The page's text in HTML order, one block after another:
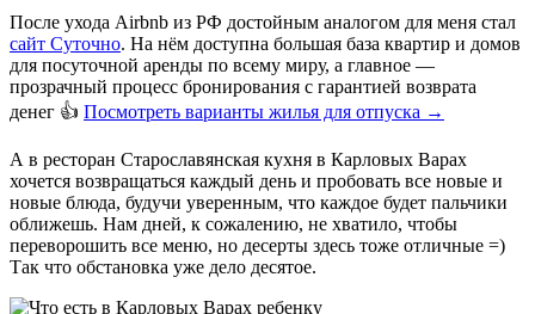
После ухода Airbnb из РФ достойным аналогом для меня стал
сайт Суточно. На нём доступна большая база квартир и домов
для посуточной аренды по всему миру, а главное —
прозрачный процесс бронирования с гарантией возврата
денег 👍 Посмотреть варианты жилья для отпуска →
А в ресторан Старославянская кухня в Карловых Варах
хочется возвращаться каждый день и пробовать все новые и
новые блюда, будучи уверенным, что каждое будет пальчики
оближешь. Нам дней, к сожалению, не хватило, чтобы
переворошить все меню, но десерты здесь тоже отличные =)
Так что обстановка уже дело десятое.